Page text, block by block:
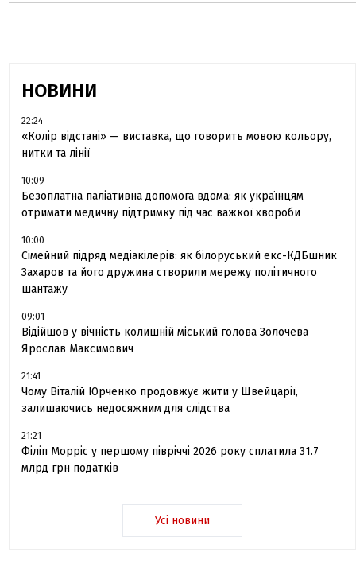
НОВИНИ
22:24
«Колір відстані» — виставка, що говорить мовою кольору,
нитки та лінії
10:09
Безоплатна паліативна допомога вдома: як українцям
отримати медичну підтримку під час важкої хвороби
10:00
Сімейний підряд медіакілерів: як білоруський екс-КДБшник
Захаров та його дружина створили мережу політичного
шантажу
09:01
Відійшов у вічність колишній міський голова Золочева
Ярослав Максимович
21:41
Чому Віталій Юрченко продовжує жити у Швейцарії,
залишаючись недосяжним для слідства
21:21
Філіп Морріс у першому півріччі 2026 року сплатила 31.7
млрд грн податків
Усі новини